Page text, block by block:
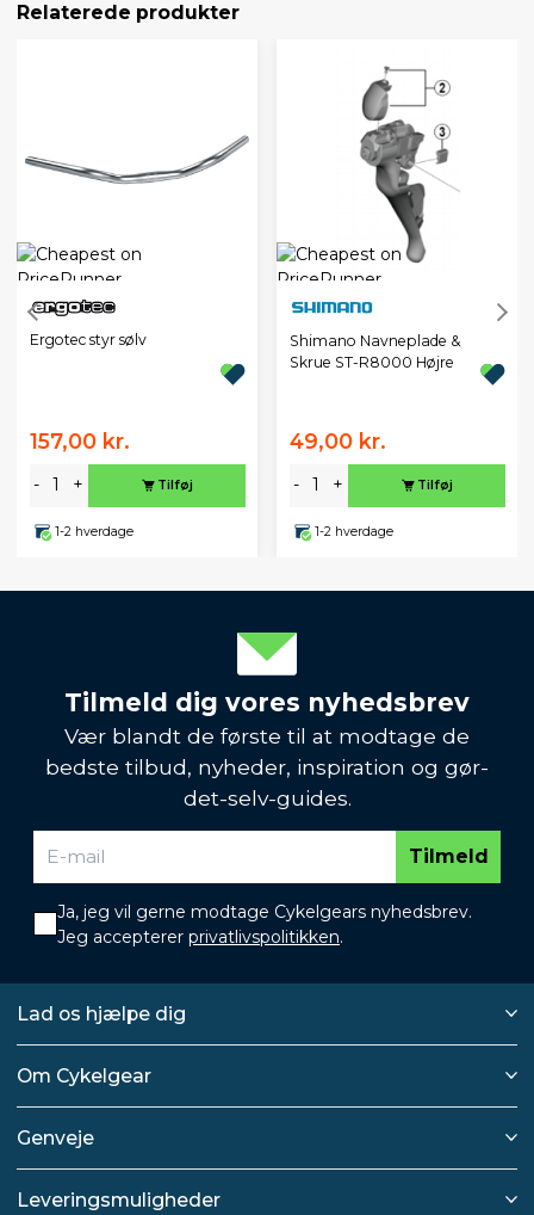
Relaterede produkter
Ergotec styr sølv
157,00 kr.
- + Tilføj
1-2 hverdage
Shimano Navneplade &
Skrue ST-R8000 Højre
49,00 kr.
- + Tilføj
1-2 hverdage
Tilmeld dig vores nyhedsbrev
Vær blandt de første til at modtage de
bedste tilbud, nyheder, inspiration og gør-
det-selv-guides.
Tilmeld
Ja, jeg vil gerne modtage Cykelgears nyhedsbrev.
Jeg accepterer privatlivspolitikken.
Lad os hjælpe dig
Om Cykelgear
Genveje
Leveringsmuligheder